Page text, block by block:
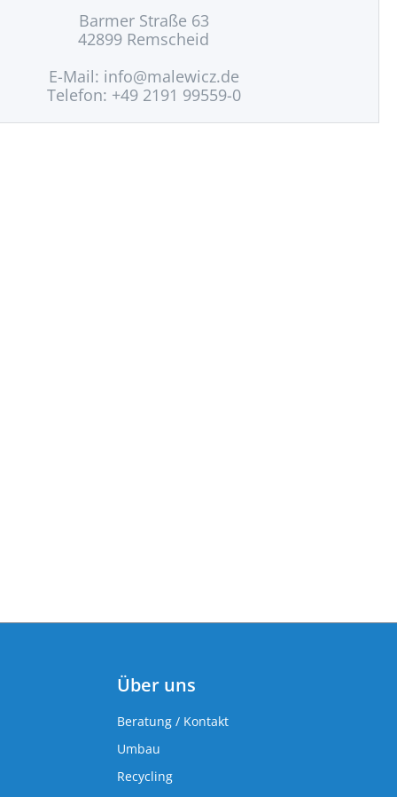
Barmer Straße 63
42899 Remscheid
E-Mail: info@malewicz.de
Telefon: +49 2191 99559-0
Über uns
Beratung / Kontakt
Umbau
Recycling